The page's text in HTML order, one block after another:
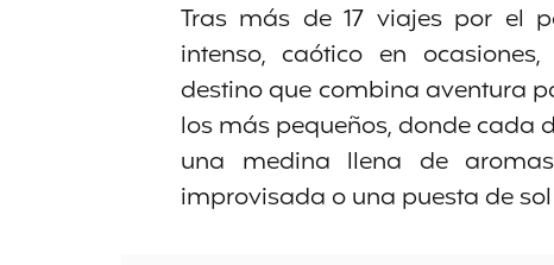
Tras más de 17 viajes por el
intenso, caótico en
destino que combina aventura
los más pequeños, donde cada
una medina llena de
improvisada o una puesta de